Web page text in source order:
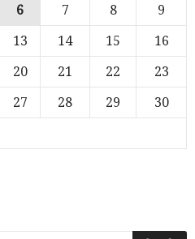
6 7 8
9
13 14 15
16
20 21 22
23
27 28 29
30